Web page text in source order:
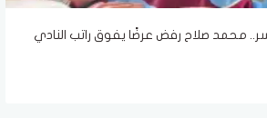
محمد صلاح رفض عرضًا يفوق راتب النادي